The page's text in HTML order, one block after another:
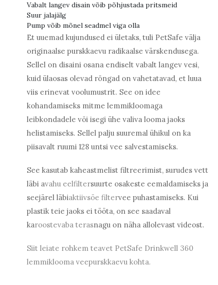
Vabalt langev disain võib põhjustada pritsmeid
Suur jalajälg
Pump võib mõnel seadmel viga olla
Et uuemad kujundused ei ületaks, tuli PetSafe välja
originaalse purskkaevu radikaalse värskendusega.
Sellel on disaini osana endiselt vabalt langev vesi,
kuid ülaosas olevad rõngad on vahetatavad, et luua
viis erinevat voolumustrit. See on idee
kohandamiseks mitme lemmikloomaga
leibkondadele või isegi ühe valiva looma jaoks
helistamiseks. Sellel palju suuremal ühikul on ka
piisavalt ruumi 128 untsi vee salvestamiseks.
See kasutab kaheastmelist filtreerimist, surudes vett
läbi avahu eelfiltersuurte osakeste eemaldamiseks ja
seejärel läbiaktiivsöe filtervee puhastamiseks. Kui
plastik teie jaoks ei tööta, on see saadaval
karoostevaba terasnagu on näha allolevast videost.
Siit leiate rohkem teavet PetSafe Drinkwell 360
lemmiklooma veepurskkaevu kohta.